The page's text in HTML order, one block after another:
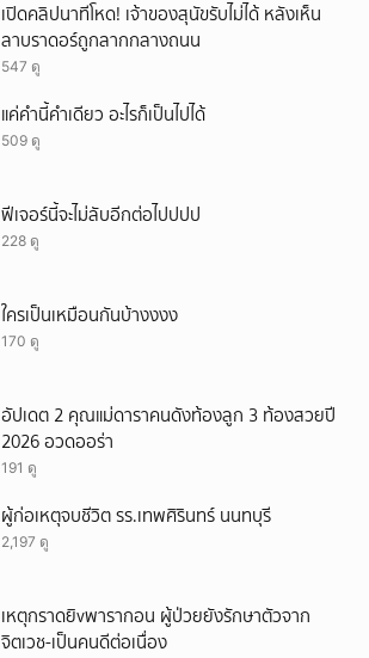
เปิดคลิปนาทีโหด! เจ้าของสุนัขรับไม่ได้ หลังเห็น
ลาบราดอร์ถูกลากกลางถนน
547 ดู
แค่คำนี้คำเดียว อะไรก็เป็นไปได้
509 ดู
ฟีเจอร์นี้จะไม่ลับอีกต่อไปปปป
228 ดู
ใครเป็นเหมือนกันบ้างงงง
170 ดู
อัปเดต 2 คุณแม่ดาราคนดังท้องลูก 3 ท้องสวยปี
2026 อวดออร่า
191 ดู
ผู้ก่อเหตุจบชีวิต รร.เทพศิรินทร์ นนทบุรี
2,197 ดู
เหตุกราดยิvพารากอน ผู้ป่วยยังรักษาตัวจาก
จิตเวช-เป็นคนดีต่อเนื่อง